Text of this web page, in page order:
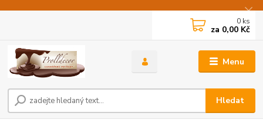
Menu
Hledat
0 ks
za 0,00 Kč